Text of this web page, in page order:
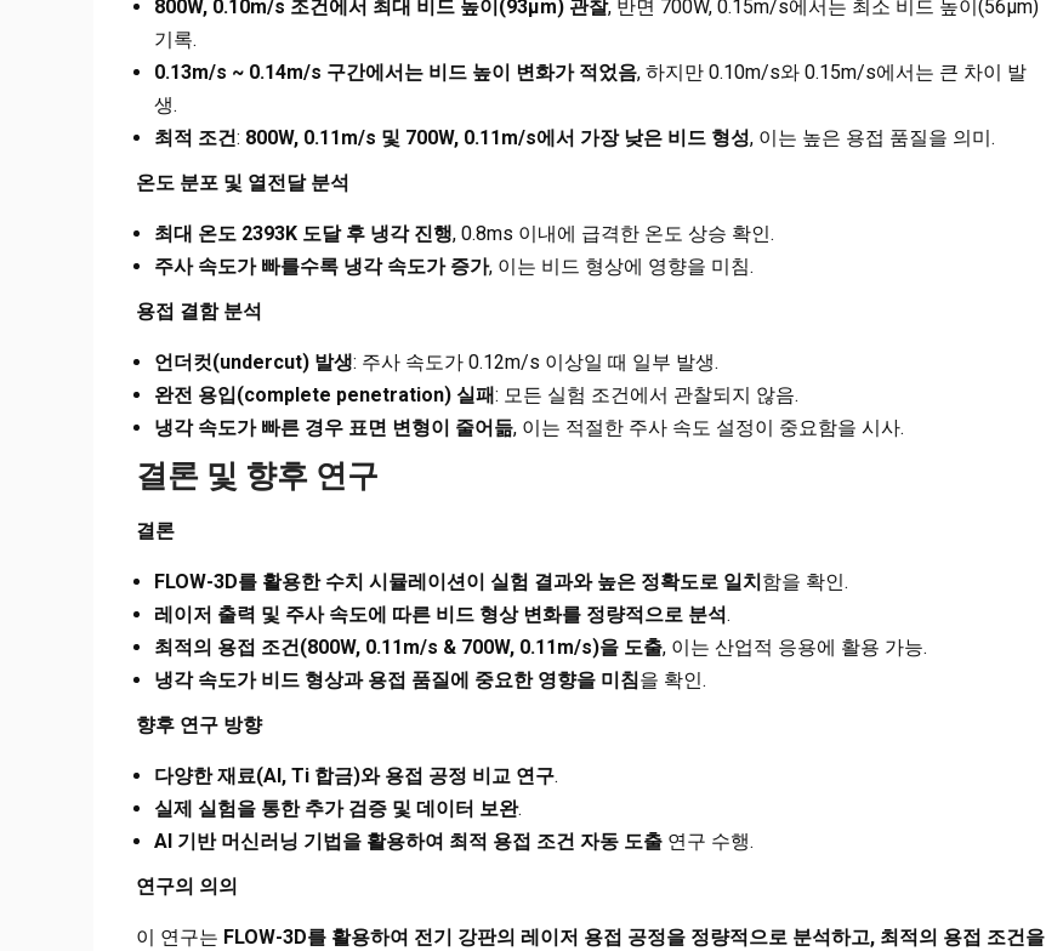
800W, 0.10m/s 조건에서 최대 비드 높이(93µm) 관찰, 반면 700W, 0.15m/s에서는 최소 비드 높이(56µm)
기록.
0.13m/s ~ 0.14m/s 구간에서는 비드 높이 변화가 적었음, 하지만 0.10m/s와 0.15m/s에서는 큰 차이 발
생.
최적 조건: 800W, 0.11m/s 및 700W, 0.11m/s에서 가장 낮은 비드 형성, 이는 높은 용접 품질을 의미.
온도 분포 및 열전달 분석
최대 온도 2393K 도달 후 냉각 진행, 0.8ms 이내에 급격한 온도 상승 확인.
주사 속도가 빠를수록 냉각 속도가 증가, 이는 비드 형상에 영향을 미침.
용접 결함 분석
언더컷(undercut) 발생: 주사 속도가 0.12m/s 이상일 때 일부 발생.
완전 용입(complete penetration) 실패: 모든 실험 조건에서 관찰되지 않음.
냉각 속도가 빠른 경우 표면 변형이 줄어듦, 이는 적절한 주사 속도 설정이 중요함을 시사.
결론 및 향후 연구
결론
FLOW-3D를 활용한 수치 시뮬레이션이 실험 결과와 높은 정확도로 일치함을 확인.
레이저 출력 및 주사 속도에 따른 비드 형상 변화를 정량적으로 분석.
최적의 용접 조건(800W, 0.11m/s & 700W, 0.11m/s)을 도출, 이는 산업적 응용에 활용 가능.
냉각 속도가 비드 형상과 용접 품질에 중요한 영향을 미침을 확인.
향후 연구 방향
다양한 재료(Al, Ti 합금)와 용접 공정 비교 연구.
실제 실험을 통한 추가 검증 및 데이터 보완.
AI 기반 머신러닝 기법을 활용하여 최적 용접 조건 자동 도출 연구 수행.
연구의 의의
이 연구는 FLOW-3D를 활용하여 전기 강판의 레이저 용접 공정을 정량적으로 분석하고, 최적의 용접 조건을